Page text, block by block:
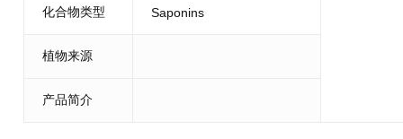
化合物类型 Saponins
植物来源
产品简介